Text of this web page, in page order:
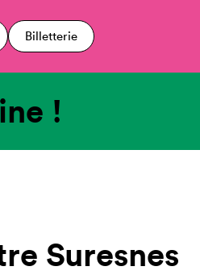
Billetterie
!
Suresnes